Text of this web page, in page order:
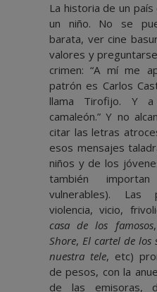
La historia de un
un niño. No se
barata, ver cine
valores y
crimen: “A mí me
patrón es Carlos
llama Tirofijo. Y
camaleón.” Y no
citar las letras
esos mensajes
niños y de los
también
vulnerables).
violencia, vicio,
casa de los famosos,
Shore, El cartel de los
nuestra tele, etc)
de pesos, con la
de las emisoras,